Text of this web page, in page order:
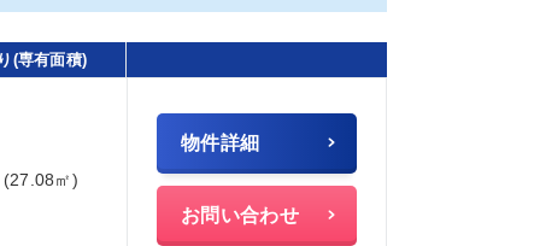
(専有面積)
(27.08㎡)
物件詳細
お問い合わせ